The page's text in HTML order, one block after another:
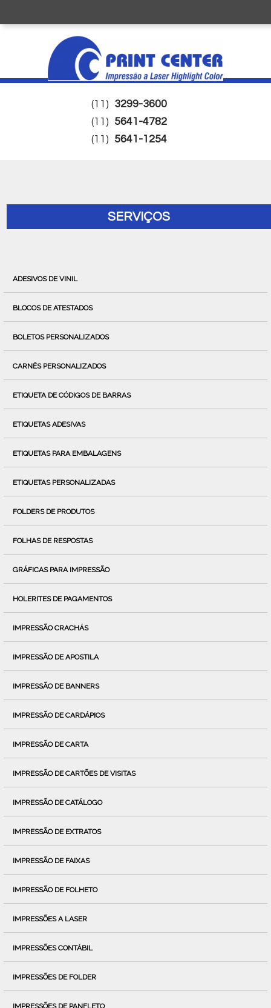
(11) 3299-3600
(11) 5641-4782
(11) 5641-1254
SERVIÇOS
ADESIVOS DE VINIL
BLOCOS DE ATESTADOS
BOLETOS PERSONALIZADOS
CARNÊS PERSONALIZADOS
ETIQUETA DE CÓDIGOS DE BARRAS
ETIQUETAS ADESIVAS
ETIQUETAS PARA EMBALAGENS
ETIQUETAS PERSONALIZADAS
FOLDERS DE PRODUTOS
FOLHAS DE RESPOSTAS
GRÁFICAS PARA IMPRESSÃO
HOLERITES DE PAGAMENTOS
IMPRESSÃO CRACHÁS
IMPRESSÃO DE APOSTILA
IMPRESSÃO DE BANNERS
IMPRESSÃO DE CARDÁPIOS
IMPRESSÃO DE CARTA
IMPRESSÃO DE CARTÕES DE VISITAS
IMPRESSÃO DE CATÁLOGO
IMPRESSÃO DE EXTRATOS
IMPRESSÃO DE FAIXAS
IMPRESSÃO DE FOLHETO
IMPRESSÕES A LASER
IMPRESSÕES CONTÁBIL
IMPRESSÕES DE FOLDER
IMPRESSÕES DE PANFLETO